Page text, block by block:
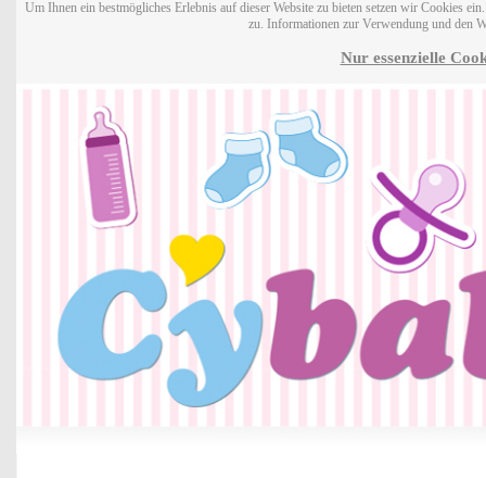
Um Ihnen ein bestmögliches Erlebnis auf dieser Website zu bieten setzen wir Cookies
zu. Informationen zur Verwendung und den
Nur essenzielle